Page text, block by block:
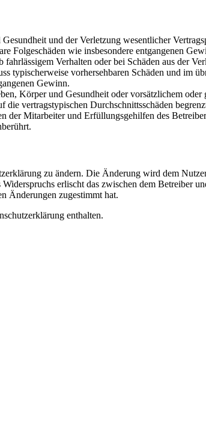
und der Verletzung wesentlicher
Folgeschäden wie insbesondere entgangenen
Verhalten oder bei Schäden aus der
typischerweise vorhersehbaren Schäden und im
Gewinn.
Körper und Gesundheit oder vorsätzlichem
vertragstypischen Durchschnittsschäden
der Mitarbeiter und Erfüllungsgehilfen des
zu ändern. Die Änderung wird dem
erlischt das zwischen dem Betreiber
Änderungen zugestimmt hat.
enthalten.